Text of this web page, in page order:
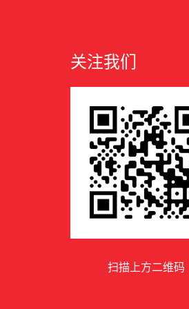
关注我们
扫描上方二维码